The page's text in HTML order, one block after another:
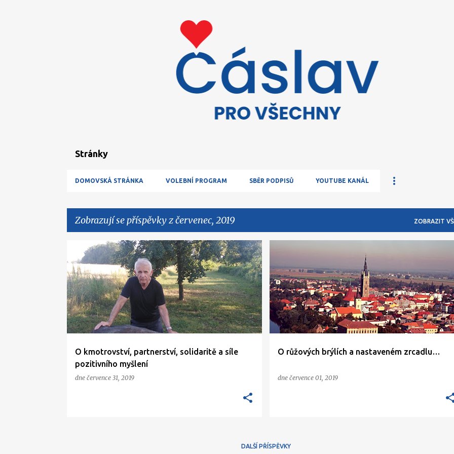
Stránky
DOMOVSKÁ STRÁNKA VOLEBNÍ PROGRAM SBĚR PODPISŮ YOUTUBE KANÁL
Zobrazují se příspěvky z červenec, 2019 ZOBRAZIT
ř
í
s
p
ě
O kmotrovství, partnerství, solidaritě a síle
pozitivního myšlení
dne července 31, 2019
O růžových brýlích a nastaveném zrcadlu…
dne července 01, 2019
DALŠÍ PŘÍSPĚVKY